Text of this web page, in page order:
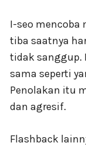
I-seo
tiba saatnya
tidak sanggup.
sama seperti
Penolakan itu
dan agresif.
Flashback